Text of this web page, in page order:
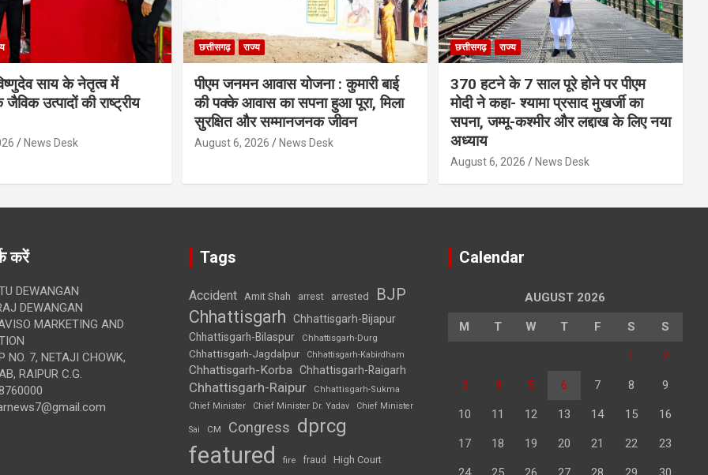
साय के नेतृत्व में
उत्पादों की राष्ट्रीय
News Desk
छत्तीसगढ़ राज्य
पीएम जनमन आवास योजना : कुमारी बाई
की पक्के आवास का सपना हुआ पूरा, मिला
सुरक्षित और सम्मानजनक जीवन
August 6, 2026 News Desk
छत्तीसगढ़ राज्य
370 हटने के 7 साल पूरे होने पर पीएम
मोदी ने कहा- श्यामा प्रसाद मुखर्जी का
सपना, जम्मू-कश्मीर और लद्दाख के लिए नया
अध्याय
August 6, 2026 News Desk
करें
DEWANGAN
DEWANGAN
MARKETING AND
NO. 7, NETAJI CHOWK,
RAIPUR C.G.
Tags
Accident Amit Shah arrest arrested BJP
Chhattisgarh
Chhattisgarh-Bijapur
Chhattisgarh-Bilaspur
Chhattisgarh-Durg
Chhattisgarh-Jagdalpur Chhattisgarh-Kabirdham
Chhattisgarh-Korba Chhattisgarh-Raigarh
Chhattisgarh-Raipur
Chhattisgarh-Sukma
Chief Minister
Chief Minister Dr. Yadav Chief Minister
Sai CM Congress dprcg
featured fire fraud High Court
Calendar
AUGUST 2026
M T W T F S S
1 2
3 4 5 6 7 8 9
10 11 12 13 14 15 16
17 18 19 20 21 22 23